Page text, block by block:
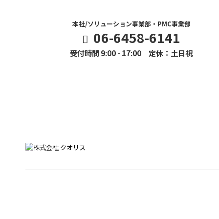
本社/ソリューション事業部・PMC事業部
06-6458-6141
受付時間 9:00 - 17:00 定休：土日祝